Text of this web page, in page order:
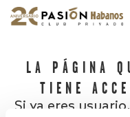
LA PÁGINA
TIENE
Si ya eres